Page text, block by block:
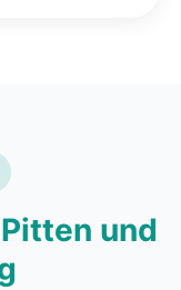
Pitten und